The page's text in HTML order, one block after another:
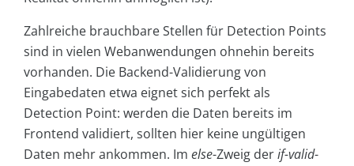
Zahlreiche brauchbare Stellen für Detection Points
sind in vielen Webanwendungen ohnehin bereits
vorhanden. Die Backend-Validierung von
Eingabedaten etwa eignet sich perfekt als
Detection Point: werden die Daten bereits im
Frontend validiert, sollten hier keine ungültigen
Daten mehr ankommen. Im else-Zweig derif-valid-